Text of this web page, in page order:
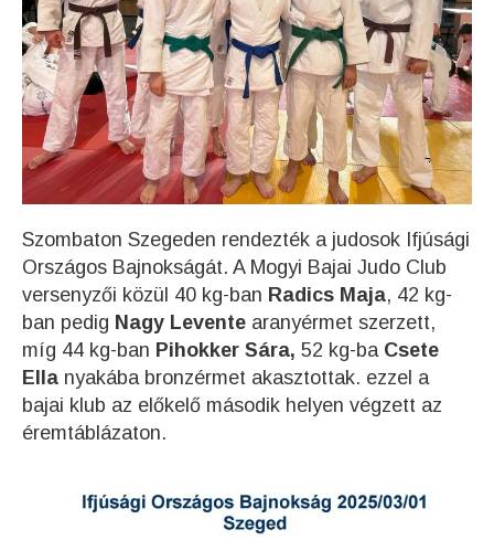
Szombaton Szegeden rendezték a judosok Ifjúsági
Országos Bajnokságát. A Mogyi Bajai Judo Club
versenyzői közül 40 kg-ban Radics Maja, 42 kg-
ban pedig Nagy Levente aranyérmet szerzett,
míg 44 kg-ban Pihokker Sára, 52 kg-ba Csete
Ella nyakába bronzérmet akasztottak. ezzel a
bajai klub az előkelő második helyen végzett az
éremtáblázaton.